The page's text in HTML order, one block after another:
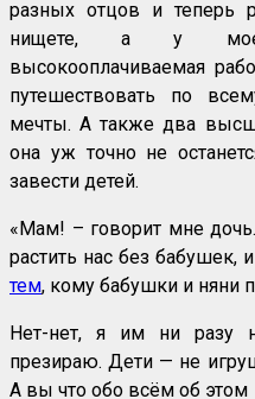
разных отцов и теперь
нищете, а у моей
высокооплачиваемая
путешествовать по
мечты. А также два
она уж точно не
завести детей.
«Мам! – говорит мне
растить нас без бабушек,
тем, кому бабушки и няни
Нет-нет, я им ни разу
презираю. Дети — не
А вы что обо всём об этом